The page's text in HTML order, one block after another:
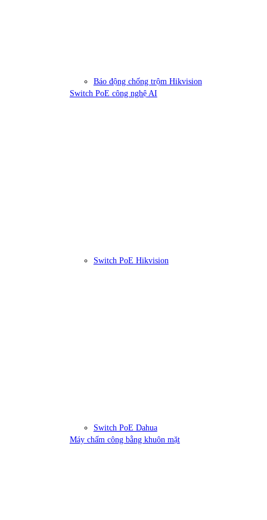
Báo động chống trộm Hikvision
Switch PoE công nghệ AI
Switch PoE Hikvision
Switch PoE Dahua
Máy chấm công bằng khuôn mặt